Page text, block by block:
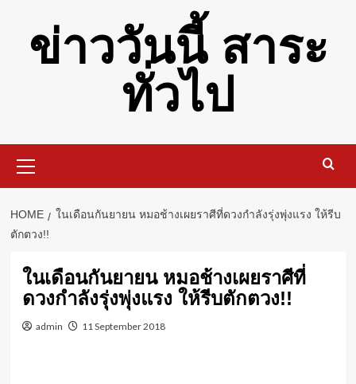
contentข่าววันนี้ สาระ
ทั่วไป
Menu
HOME
ในเดือนกันยายน หมอช้างเผยราศีที่ดวงกำลังรุ่งพุ่งแรง ให้รีบ
ตักตวง!!
ในเดือนกันยายน หมอช้างเผยราศีที่
ดวงกำลังรุ่งพุ่งแรง ให้รีบตักตวง!!
admin 11 September 2018